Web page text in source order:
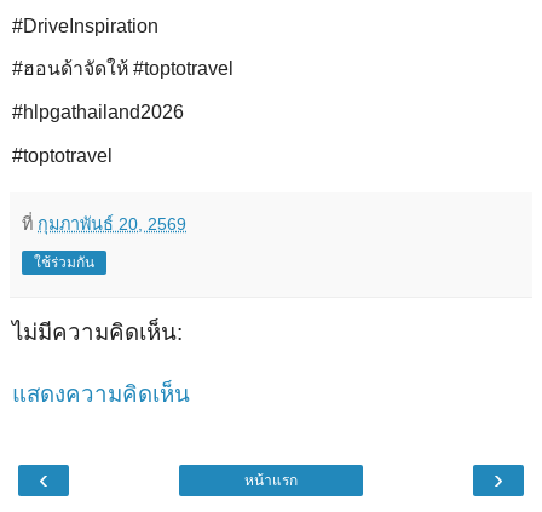
#DriveInspiration
#ฮอนด้าจัดให้ #toptotravel
#hlpgathailand2026
#toptotravel
ที่ กุมภาพันธ์ 20, 2569
ใช้ร่วมกัน
ไม่มีความคิดเห็น:
แสดงความคิดเห็น
‹ ›
หน้าแรก